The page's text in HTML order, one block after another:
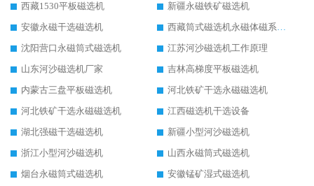
西藏1530平板磁选机
新疆永磁铁矿磁选机
安徽永磁干选磁选机
西藏筒式磁选机永磁体磁系设计
沈阳营口永磁筒式磁选机
江苏河沙磁选机工作原理
山东河沙磁选机厂家
吉林高梯度平板磁选机
内蒙古三盘平板磁选机
河北铁矿干选永磁磁选机
河北铁矿干选永磁磁选机
江西磁选机干选设备
湖北强磁干选磁选机
新疆小型河沙磁选机
浙江小型河沙磁选机
山西永磁筒式磁选机
烟台永磁筒式磁选机
安徽锰矿湿式磁选机